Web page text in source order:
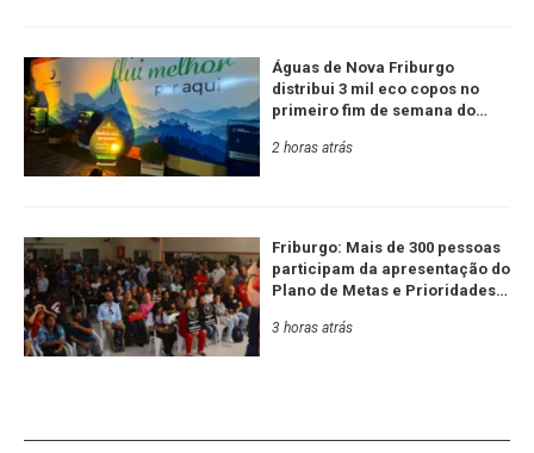
Águas de Nova Friburgo
distribui 3 mil eco copos no
primeiro fim de semana do
2 horas atrás
Friburgo: Mais de 300 pessoas
participam da apresentação do
Plano de Metas e Prioridades
3 horas atrás